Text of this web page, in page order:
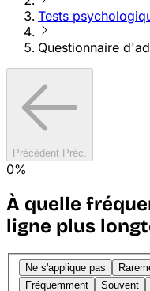
Tests
Questionnaire
Précédent Préc.
0%
À quelle
ligne plus
Ne s'applique pas
Fréquemment
Souvent